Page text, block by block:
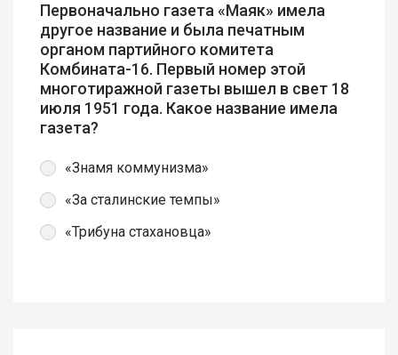
Первоначально газета «Маяк» имела
другое название и была печатным
органом партийного комитета
Комбината-16. Первый номер этой
многотиражной газеты вышел в свет 18
июля 1951 года. Какое название имела
газета?
«Знамя коммунизма»
«За сталинские темпы»
«Трибуна стахановца»